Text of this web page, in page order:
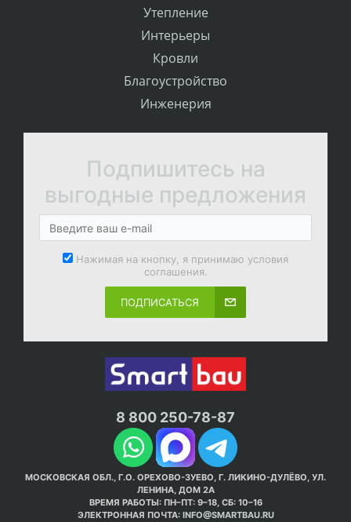
Утепление
Интерьеры
Кровли
Благоустройство
Инженерия
Подпишитесь на
выгодные предложения
Нажимая на кнопку, я принимаю условия
соглашения.
ПОДПИСАТЬСЯ
8 800 250-78-87
МОСКОВСКАЯ ОБЛ., Г.О. ОРЕХОВО-ЗУЕВО, Г. ЛИКИНО-ДУЛЁВО, УЛ.
ЛЕНИНА, ДОМ 2А
ВРЕМЯ РАБОТЫ: ПН–ПТ: 9–18, СБ: 10–16
ЭЛЕКТРОННАЯ ПОЧТА: INFO@SMARTBAU.RU